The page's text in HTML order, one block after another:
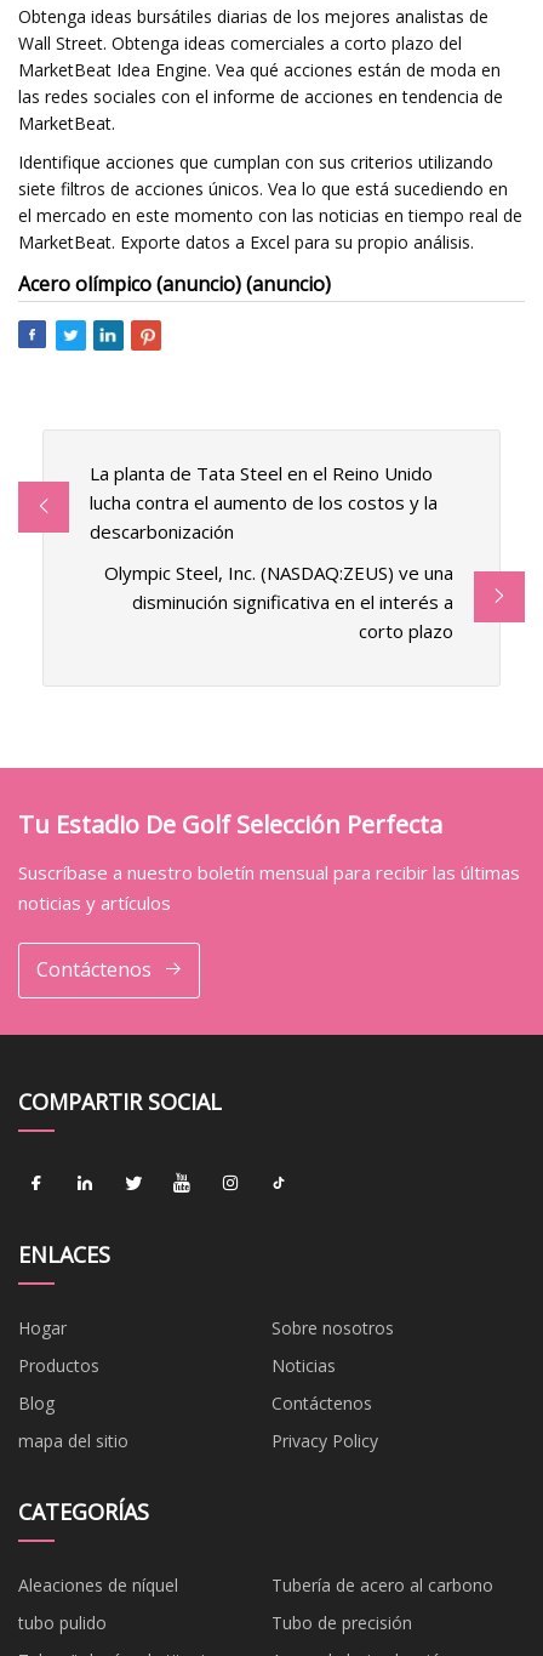
Obtenga ideas bursátiles diarias de los mejores analistas de
Wall Street. Obtenga ideas comerciales a corto plazo del
MarketBeat Idea Engine. Vea qué acciones están de moda en
las redes sociales con el informe de acciones en tendencia de
MarketBeat.
Identifique acciones que cumplan con sus criterios utilizando
siete filtros de acciones únicos. Vea lo que está sucediendo en
el mercado en este momento con las noticias en tiempo real de
MarketBeat. Exporte datos a Excel para su propio análisis.
Acero olímpico (anuncio) (anuncio)
La planta de Tata Steel en el Reino Unido
lucha contra el aumento de los costos y la
descarbonización
Olympic Steel, Inc. (NASDAQ:ZEUS) ve una
disminución significativa en el interés a
corto plazo
Tu Estadio De Golf Selección Perfecta
Suscríbase a nuestro boletín mensual para recibir las últimas
noticias y artículos
Contáctenos
COMPARTIR SOCIAL
ENLACES
Hogar
Sobre nosotros
Productos
Noticias
Blog
Contáctenos
mapa del sitio
Privacy Policy
CATEGORÍAS
Aleaciones de níquel
Tubería de acero al carbono
tubo pulido
Tubo de precisión